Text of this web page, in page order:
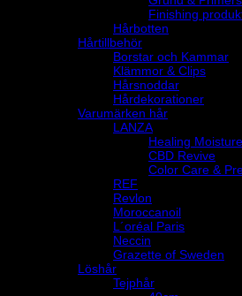
Finishing
Hårbotten
Hårtillbehör
Borstar och Kammar
Klämmor & Clips
Hårsnoddar
Hårdekorationer
Varumärken hår
LANZA
Healing Moisture
CBD Revive
Color Care &
REF
Revlon
Moroccanoil
L´oréal Paris
Neccin
Grazette of Sweden
Löshår
Tejphår